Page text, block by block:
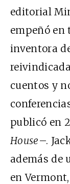
editorial
empeñó en
inventora
cuentos y
publicó en
House–.
además de
en